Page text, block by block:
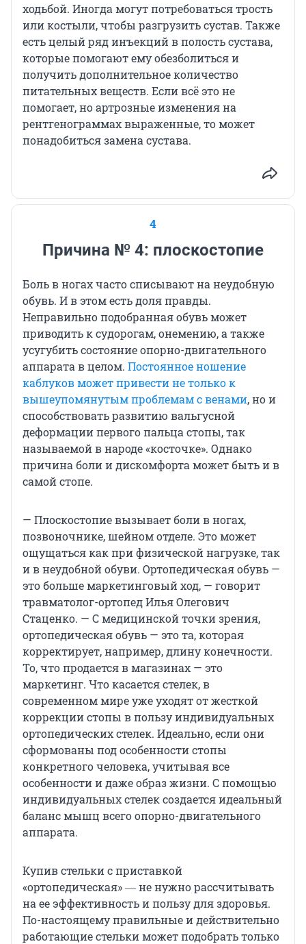
ходьбой. Иногда могут потребоваться трость
или костыли, чтобы разгрузить сустав. Также
есть целый ряд инъекций в полость сустава,
которые помогают ему обезболиться и
получить дополнительное количество
питательных веществ. Если всё это не
помогает, но артрозные изменения на
рентгенограммах выраженные, то может
понадобиться замена сустава.
4
Причина № 4: плоскостопие
Боль в ногах часто списывают на неудобную
обувь. И в этом есть доля правды.
Неправильно подобранная обувь может
приводить к судорогам, онемению, а также
усугубить состояние опорно-двигательного
аппарата в целом. Постоянное ношение
каблуков может привести не только к
вышеупомянутым проблемам с венами, но и
способствовать развитию вальгусной
деформации первого пальца стопы, так
называемой в народе «косточке». Однако
причина боли и дискомфорта может быть и в
самой стопе.
— Плоскостопие вызывает боли в ногах,
позвоночнике, шейном отделе. Это может
ощущаться как при физической нагрузке, так
и в неудобной обуви. Ортопедическая обувь —
это больше маркетинговый ход, — говорит
травматолог-ортопед Илья Олегович
Стаценко. — С медицинской точки зрения,
ортопедическая обувь — это та, которая
корректирует, например, длину конечности.
То, что продается в магазинах — это
маркетинг. Что касается стелек, в
современном мире уже уходят от жесткой
коррекции стопы в пользу индивидуальных
ортопедических стелек. Идеально, если они
сформованы под особенности стопы
конкретного человека, учитывая все
особенности и даже образ жизни. С помощью
индивидуальных стелек создается идеальный
баланс мышц всего опорно-двигательного
аппарата.
Купив стельки с приставкой
«ортопедическая» ― не нужно рассчитывать
на ее эффективность и пользу для здоровья.
По-настоящему правильные и действительно
работающие стельки может подобрать только